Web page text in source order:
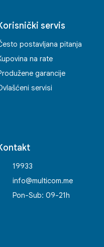
servis
postavljana pitanja
na rate
garancije
servisi
19933
info@multicom.me
Pon-Sub: 09-21h